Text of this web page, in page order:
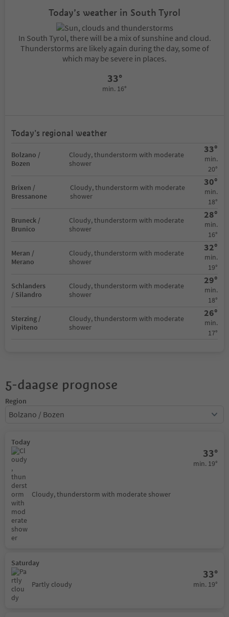
Today’s weather in South Tyrol
In South Tyrol, there will be a mix of sunshine and cloud.
Thunderstorms are likely again during the day, some of
which may be severe in places.
33°
min. 16°
Today’s regional weather
Bolzano /
Bozen
Cloudy, thunderstorm with moderate
shower
33°
min.
20°
Brixen /
Bressanone
Cloudy, thunderstorm with moderate
shower
30°
min.
18°
Bruneck /
Brunico
Cloudy, thunderstorm with moderate
shower
28°
min.
16°
Meran /
Merano
Cloudy, thunderstorm with moderate
shower
32°
min.
19°
Schlanders
/ Silandro
Cloudy, thunderstorm with moderate
shower
29°
min.
18°
Sterzing /
Vipiteno
Cloudy, thunderstorm with moderate
shower
26°
min.
17°
5-daagse prognose
Region
Bolzano / Bozen
Today
Cloudy, thunderstorm with moderate shower
33°
min. 19°
Saturday
Partly cloudy
33°
min. 19°